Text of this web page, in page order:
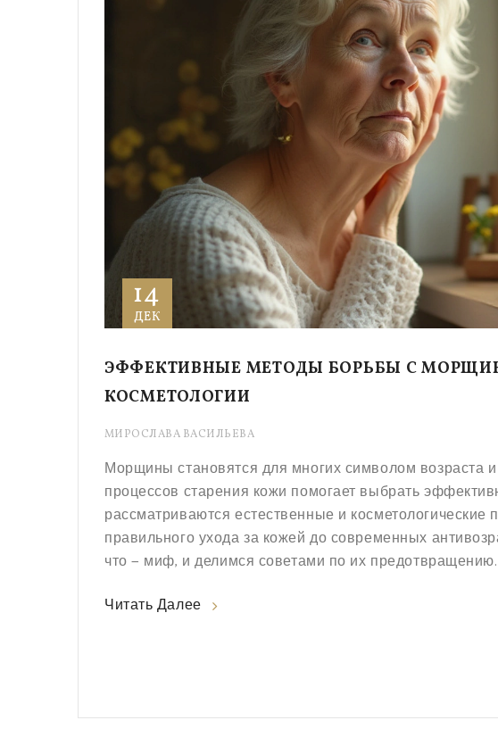
14
ДЕК
ЭФФЕКТИВНЫЕ МЕТОДЫ БОРЬБЫ С
КОСМЕТОЛОГИИ
МИРОСЛАВА ВАСИЛЬЕВА
Морщины становятся для многих символом возраста
процессов старения кожи помогает выбрать
рассматриваются естественные и
правильного ухода за кожей до современных
что — миф, и делимся советами по их предотвращению.
Читать Далее